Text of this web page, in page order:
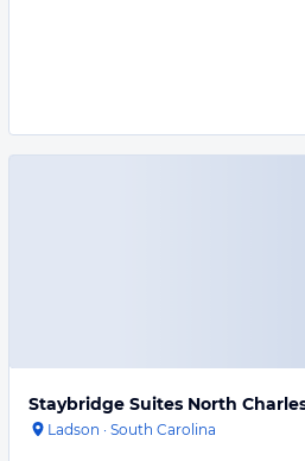
Staybridge Suites North
Ladson · South Carolina